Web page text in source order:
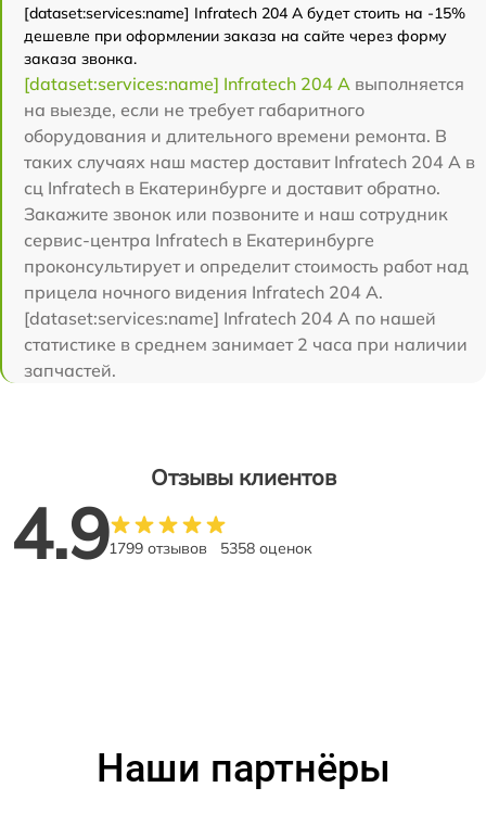
[dataset:services:name] Infratech 204 А будет стоить на -15%
дешевле при оформлении заказа на сайте через форму
заказа звонка.
[dataset:services:name] Infratech 204 А выполняется
на выезде, если не требует габаритного
оборудования и длительного времени ремонта. В
таких случаях наш мастер доставит Infratech 204 А в
сц Infratech в Екатеринбурге и доставит обратно.
Закажите звонок или позвоните и наш сотрудник
сервис-центра Infratech в Екатеринбурге
проконсультирует и определит стоимость работ над
прицела ночного видения Infratech 204 А.
[dataset:services:name] Infratech 204 А по нашей
статистике в среднем занимает 2 часа при наличии
запчастей.
Отзывы клиентов
4.91799 отзывов 5358 оценок
Наши партнёры